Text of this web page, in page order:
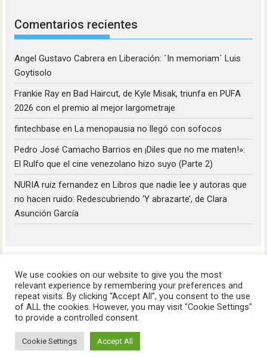
Comentarios recientes
Angel Gustavo Cabrera enLiberación: ´In memoriam´ Luis
Goytisolo
Frankie Ray enBad Haircut, de Kyle Misak, triunfa en PUFA
2026 con el premio al mejor largometraje
fintechbase enLa menopausia no llegó con sofocos
Pedro José Camacho Barrios en¡Diles que no me maten!»:
El Rulfo que el cine venezolano hizo suyo (Parte 2)
NURIA ruiz fernandez enLibros que nadie lee y autoras que
no hacen ruido: Redescubriendo ‘Y abrazarte’, de Clara
Asunción García
HoyLunes © 2023
We use cookies on our website to give you the most
relevant experience by remembering your preferences and
repeat visits. By clicking “Accept All”, you consent to the use
of ALL the cookies. However, you may visit "Cookie Settings"
to provide a controlled consent.
Cookie Settings Accept All